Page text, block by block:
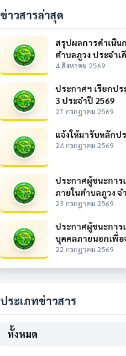
ข่าวสารล่าสุด
สรุปผลการดำเนิน
ตำบลภูวง ประจำเ
4 สิงหาคม 2569
ประกาศฯ เรียกป
3 ประจำปี 2569
27 กรกฎาคม 2569
แจ้งให้มารับหลัก
24 กรกฎาคม 2569
ประกาศผู้ชนะการ
ภายในตำบลภูวง จ
23 กรกฎาคม 2569
ประกาศผู้ชนะการ
บุคคลภายนอกเพื่อ
22 กรกฎาคม 2569
ประเภทข่าวสาร
ทั้งหมด